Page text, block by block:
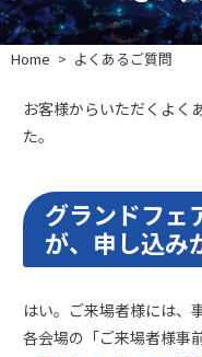
Home よくあるご質問
お客様からいただくよく
た。
グランドフェ
が、申し込み
はい。ご来場者様には、
各会場の「ご来場者様事